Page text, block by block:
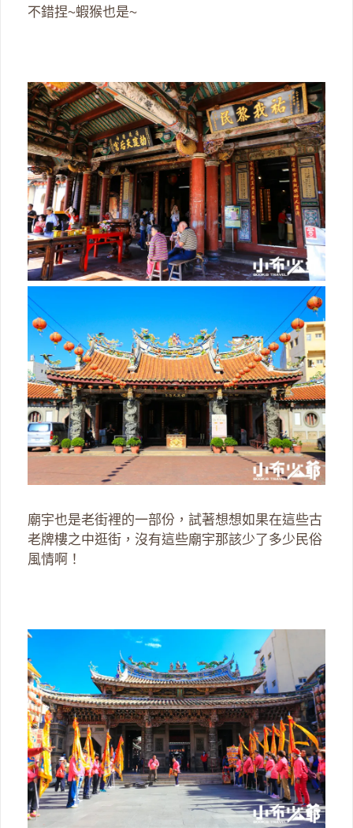
不錯捏~蝦猴也是~
廟宇也是老街裡的一部份，試著想想如果在這些古
老牌樓之中逛街，沒有這些廟宇那該少了多少民俗
風情啊！